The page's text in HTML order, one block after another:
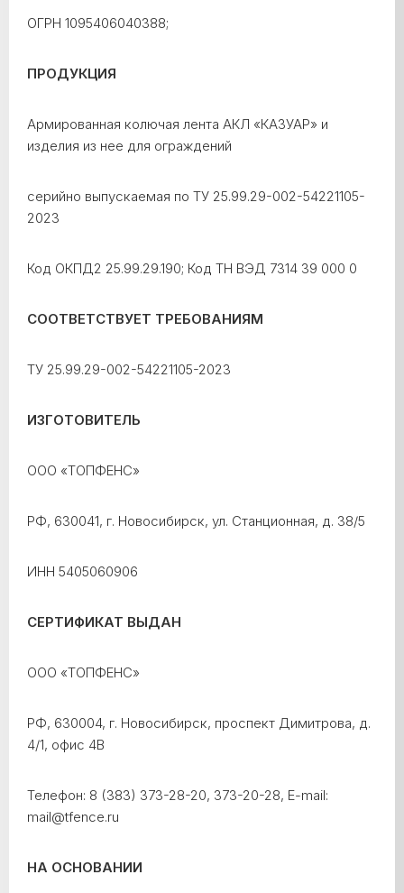
ОГРН 1095406040388;
ПРОДУКЦИЯ
Армированная колючая лента АКЛ «КАЗУАР» и
изделия из нее для ограждений
серийно выпускаемая по ТУ 25.99.29-002-54221105-
2023
Код ОКПД2 25.99.29.190; Код ТН ВЭД 7314 39 000 0
СООТВЕТСТВУЕТ ТРЕБОВАНИЯМ
ТУ 25.99.29-002-54221105-2023
ИЗГОТОВИТЕЛЬ
ООО «ТОПФЕНС»
РФ, 630041, г. Новосибирск, ул. Станционная, д. 38/5
ИНН 5405060906
СЕРТИФИКАТ ВЫДАН
ООО «ТОПФЕНС»
РФ, 630004, г. Новосибирск, проспект Димитрова, д.
4/1, офис 4В
Телефон: 8 (383) 373-28-20, 373-20-28, E-mail:
mail@tfence.ru
НА ОСНОВАНИИ